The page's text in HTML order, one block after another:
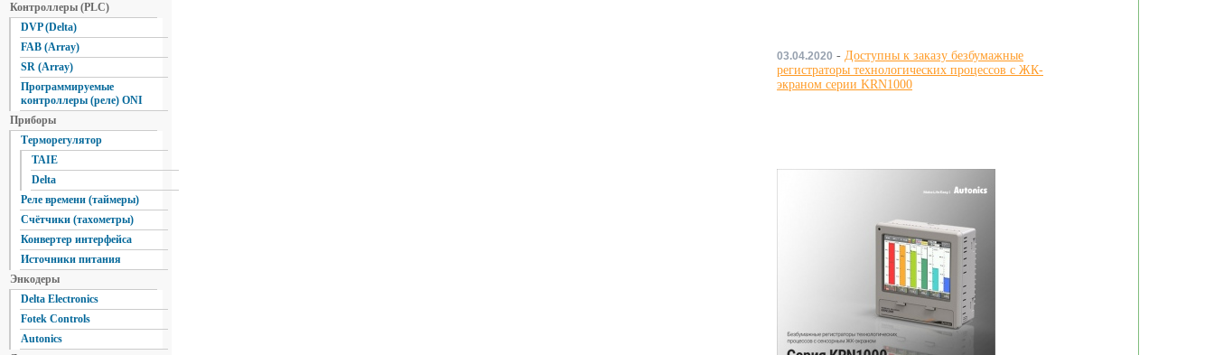
03.04.2020 - Доступны к заказу безбумажные
регистраторы технологических процессов с ЖК-
экраном серии KRN1000
Контроллеры (PLC)
DVP (Delta)
FAB (Array)
SR (Array)
Программируемые
контроллеры (реле) ONI
Приборы
Терморегулятор
TAIE
Delta
Реле времени (таймеры)
Счётчики (тахометры)
Конвертер интерфейса
Источники питания
Энкодеры
Delta Electronics
Fotek Controls
Autonics